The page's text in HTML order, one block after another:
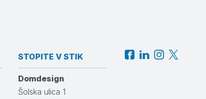
STOPITE V STIK
Domdesign
Šolska ulica 1